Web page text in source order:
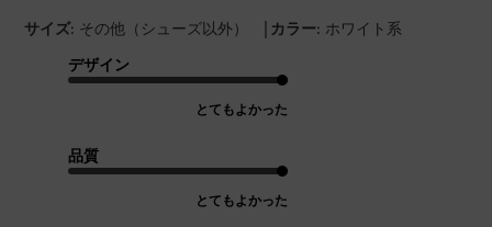
サイズ: その他（シューズ以外） | カラー: ホワイト系
デザイン
とてもよかった
品質
とてもよかった